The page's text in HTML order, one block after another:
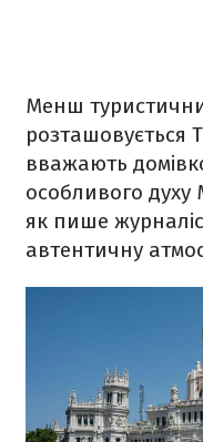
Менш
розташовується
вважають
особливого
як пише
автентичну